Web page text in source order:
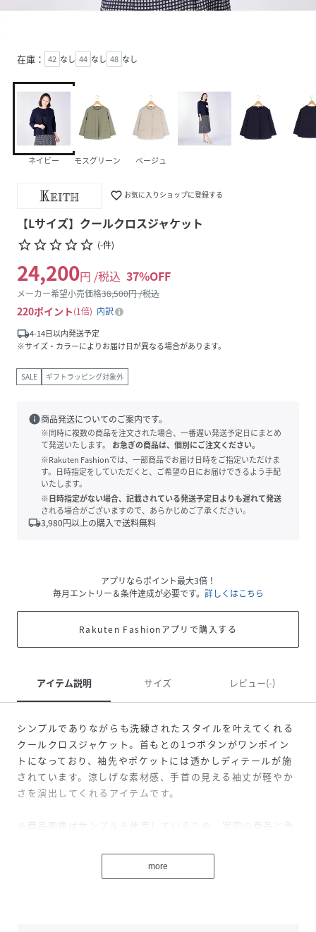
在庫： 42 なし 44 なし 48 なし
ネイビー モスグリーン ベージュ
favorite_border お気に入りショップに登録する
【Lサイズ】クールクロスジャケット
star_borderstar_borderstar_borderstar_borderstar_border (-件)
24,200円 /税込 37%OFF
メーカー希望小売価格38,500円 /税込
220ポイント 1倍
内訳
local_shipping4-14日以内発送予定
※サイズ・カラーによりお届け日が異なる場合があります。
SALE ギフトラッピング対象外
info商品発送についてのご案内です。
※同時に複数の商品を注文された場合、一番遅い発送予定日にまとめ
て発送いたします。
お急ぎの商品は、個別にご注文ください。
※Rakuten Fashionでは、一部商品でお届け日時をご指定いただけま
す。日時指定をしていただくと、ご希望の日にお届けできるよう手配
いたします。
※日時指定がない場合、記載されている発送予定日よりも遅れて発送
される場合がございますので、あらかじめご了承ください。
local_shipping3,980円以上の購入で送料無料
アプリならポイント最大3倍！
毎月エントリー＆条件達成が必要です。 詳しくはこちら
Rakuten Fashionアプリで購入する
アイテム説明 サイズ レビュー(-)
シンプルでありながらも洗練されたスタイルを叶えてくれる
クールクロスジャケット。首もとの1つボタンがワンポイン
トになっており、袖先やポケットには透かしディテールが施
されています。涼しげな素材感、手首の見える袖丈が軽やか
さを演出してくれるアイテムです。
※商品画像はサンプルを使用しているため、実際の商品と色
more